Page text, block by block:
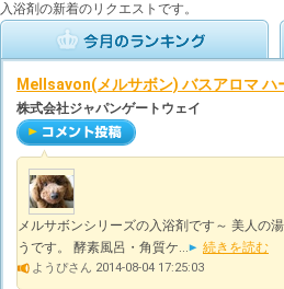
入浴剤の新着のリクエストです。
Mellsavon(メルサボン) バスアロマ ハ
株式会社ジャパンゲートウェイ
メルサボンシリーズの入浴剤です～ 美人
うです。 酵素風呂・角質ケ...
続きを読む
ようぴさん 2014-08-04 17:25:03